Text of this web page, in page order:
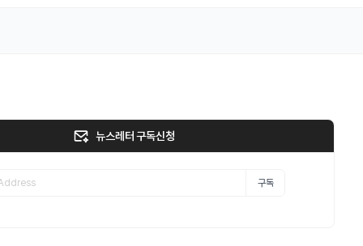
뉴스레터 구독신청
구독